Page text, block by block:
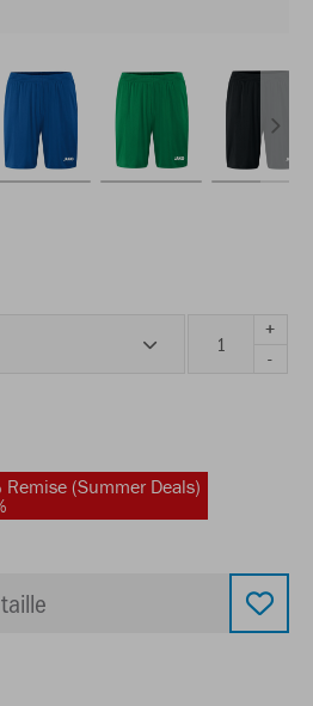
+
-
Remise (Summer Deals)